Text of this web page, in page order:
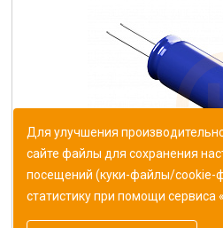
Конденсатор К10-43в-МП0
ОЖ0.460.165ТУ (Монолит)
Для улучшения
сайте файлы для сохранения
посещений (куки-файлы/cookie-
статистику при помощи сервиса